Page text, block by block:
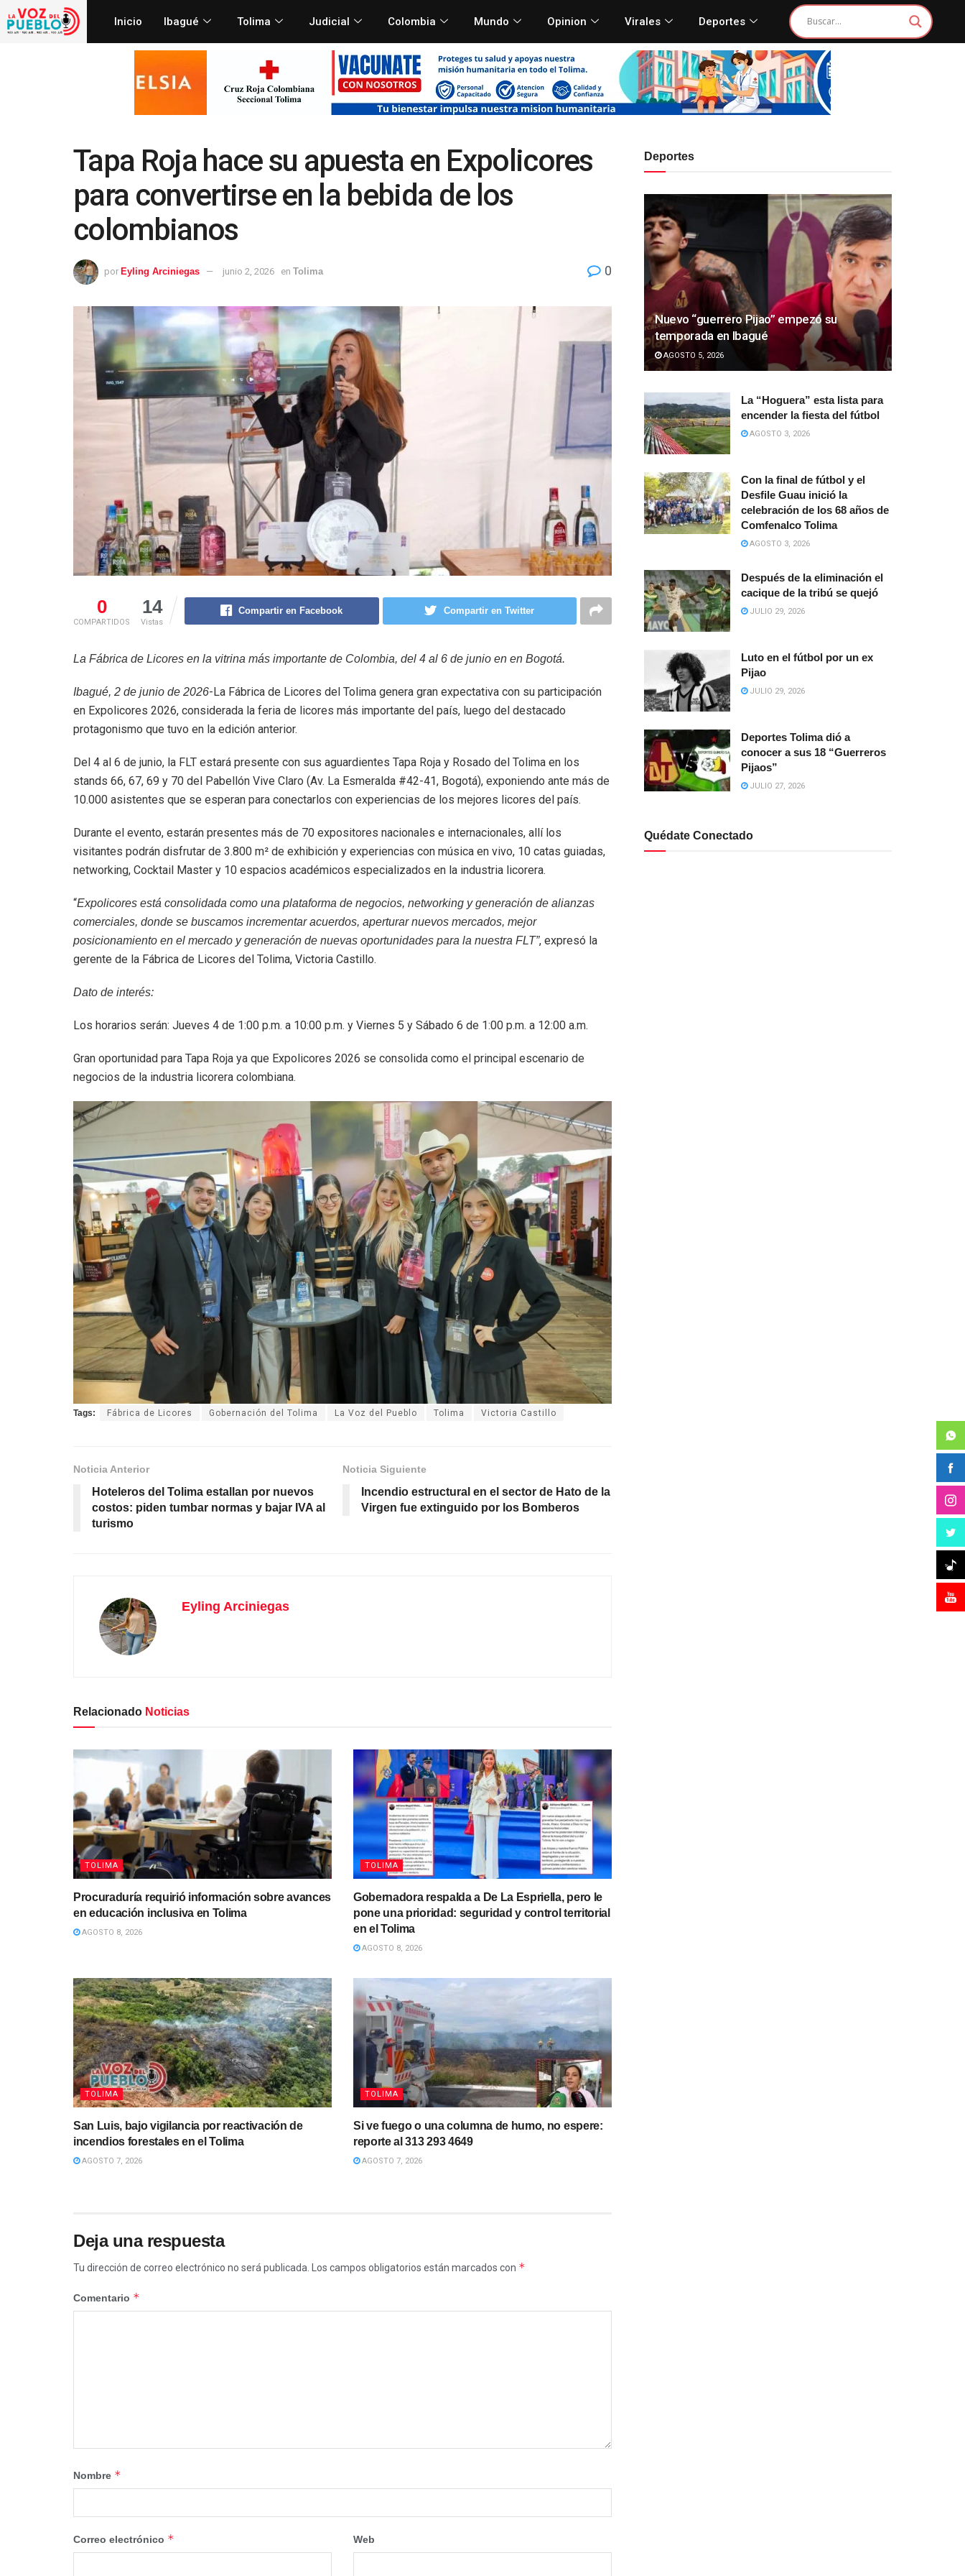
Inicio Ibagué Tolima Judicial Colombia Mundo Opinion Virales Deportes
Tapa Roja hace su apuesta en Expolicores
para convertirse en la bebida de los
colombianos
por Eyling Arciniegas junio 2, 2026 en Tolima 0
0
COMPARTIDOS
14
Vistas
Compartir en Facebook Compartir en Twitter
La Fábrica de Licores en la vitrina más importante de Colombia, del 4 al 6 de junio en en Bogotá.
Ibagué, 2 de junio de 2026-La Fábrica de Licores del Tolima genera gran expectativa con su participación
en Expolicores 2026, considerada la feria de licores más importante del país, luego del destacado
protagonismo que tuvo en la edición anterior.
Del 4 al 6 de junio, la FLT estará presente con sus aguardientes Tapa Roja y Rosado del Tolima en los
stands 66, 67, 69 y 70 del Pabellón Vive Claro (Av. La Esmeralda #42-41, Bogotá), exponiendo ante más de
10.000 asistentes que se esperan para conectarlos con experiencias de los mejores licores del país.
Durante el evento, estarán presentes más de 70 expositores nacionales e internacionales, allí los
visitantes podrán disfrutar de 3.800 m² de exhibición y experiencias con música en vivo, 10 catas guiadas,
networking, Cocktail Master y 10 espacios académicos especializados en la industria licorera.
“Expolicores está consolidada como una plataforma de negocios, networking y generación de alianzas
comerciales, donde se buscamos incrementar acuerdos, aperturar nuevos mercados, mejor
posicionamiento en el mercado y generación de nuevas oportunidades para la nuestra FLT”, expresó la
gerente de la Fábrica de Licores del Tolima, Victoria Castillo.
Dato de interés:
Los horarios serán: Jueves 4 de 1:00 p.m. a 10:00 p.m. y Viernes 5 y Sábado 6 de 1:00 p.m. a 12:00 a.m.
Gran oportunidad para Tapa Roja ya que Expolicores 2026 se consolida como el principal escenario de
negocios de la industria licorera colombiana.
Tags: Fábrica de Licores Gobernación del Tolima La Voz del Pueblo Tolima Victoria Castillo
Noticia Anterior
Hoteleros del Tolima estallan por nuevos
costos: piden tumbar normas y bajar IVA al
turismo
Noticia Siguiente
Incendio estructural en el sector de Hato de la
Virgen fue extinguido por los Bomberos
Eyling Arciniegas
Relacionado Noticias
TOLIMA
Procuraduría requirió información sobre avances
en educación inclusiva en Tolima
AGOSTO 8, 2026
TOLIMA
Gobernadora respalda a De La Espriella, pero le
pone una prioridad: seguridad y control territorial
en el Tolima
AGOSTO 8, 2026
TOLIMA
San Luis, bajo vigilancia por reactivación de
incendios forestales en el Tolima
AGOSTO 7, 2026
TOLIMA
Si ve fuego o una columna de humo, no espere:
reporte al 313 293 4649
AGOSTO 7, 2026
Deja una respuesta
Tu dirección de correo electrónico no será publicada. Los campos obligatorios están marcados con *
Comentario *
Nombre *
Correo electrónico * Web
Deportes
Nuevo “guerrero Pijao” empezó su
temporada en Ibagué
AGOSTO 5, 2026
La “Hoguera” esta lista para
encender la fiesta del fútbol
AGOSTO 3, 2026
Con la final de fútbol y el
Desfile Guau inició la
celebración de los 68 años de
Comfenalco Tolima
AGOSTO 3, 2026
Después de la eliminación el
cacique de la tribú se quejó
JULIO 29, 2026
Luto en el fútbol por un ex
Pijao
JULIO 29, 2026
Deportes Tolima dió a
conocer a sus 18 “Guerreros
Pijaos”
JULIO 27, 2026
Quédate Conectado